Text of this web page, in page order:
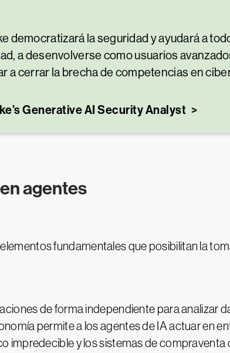
democratizará la seguridad y ayudará a
a desenvolverse como usuarios
a cerrar la brecha de competencias en
Generative AI Security Analyst
agentes
fundamentales que posibilitan la
de forma independiente para analizar
permite a los agentes de IA actuar en
impredecible y los sistemas de compraventa